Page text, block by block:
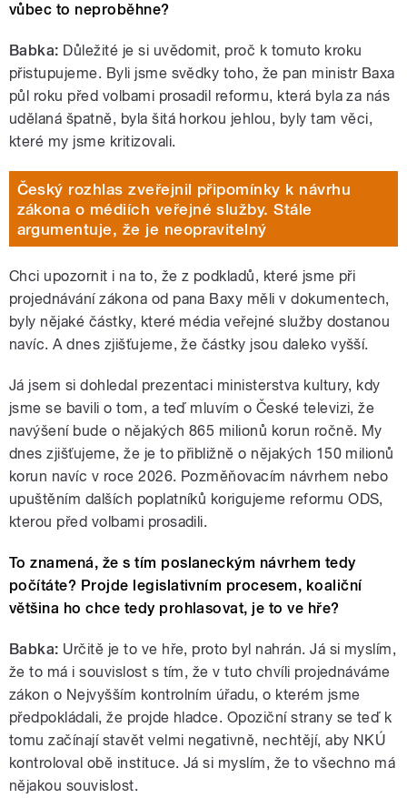
vůbec to neproběhne?
Babka: Důležité je si uvědomit, proč k tomuto kroku
přistupujeme. Byli jsme svědky toho, že pan ministr Baxa
půl roku před volbami prosadil reformu, která byla za nás
udělaná špatně, byla šitá horkou jehlou, byly tam věci,
které my jsme kritizovali.
Český rozhlas zveřejnil připomínky k návrhu
zákona o médiích veřejné služby. Stále
argumentuje, že je neopravitelný
Chci upozornit i na to, že z podkladů, které jsme při
projednávání zákona od pana Baxy měli v dokumentech,
byly nějaké částky, které média veřejné služby dostanou
navíc.A dnes zjišťujeme, že částky jsou daleko vyšší.
Já jsem si dohledal prezentaci ministerstva kultury, kdy
jsme se bavili o tom, a teď mluvím o České televizi, že
navýšení bude o nějakých 865 milionů korun ročně. My
dnes zjišťujeme, že je to přibližně o nějakých 150 milionů
korun navíc v roce 2026. Pozměňovacím návrhem nebo
upuštěním dalších poplatníků korigujeme reformu ODS,
kterou před volbami prosadili.
To znamená, že s tím poslaneckým návrhem tedy
počítáte? Projde legislativním procesem, koaliční
většina ho chce tedy prohlasovat, je to ve hře?
Babka: Určitě je to ve hře, proto byl nahrán. Já si myslím,
že to má i souvislost s tím, že v tuto chvíli projednáváme
zákon o Nejvyšším kontrolním úřadu, o kterém jsme
předpokládali, že projde hladce. Opoziční strany se teď k
tomu začínají stavět velmi negativně, nechtějí, aby NKÚ
kontroloval obě instituce. Já si myslím, že to všechno má
nějakou souvislost.